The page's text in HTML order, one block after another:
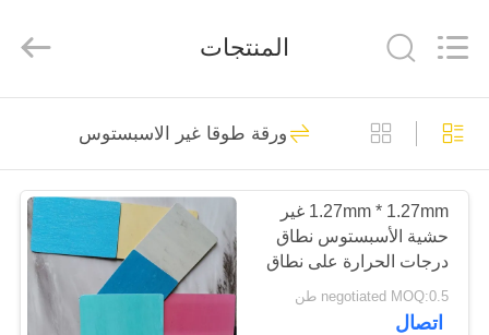
منزل،
بيت
منتجات
معلومات
Friction
Materials
بطانة الفرامل غير
المنسوجة
الأسبستوس
180
المنتجات
ورقة طوقا غير الاسبستوس
1.27mm * 1.27mm غير
حشية الأسبستوس نطاق
درجات الحرارة على نطاق
واسع
negotiated MOQ:0.5 طن
اتصال